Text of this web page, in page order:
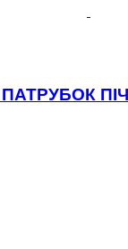
ПАТРУБОК